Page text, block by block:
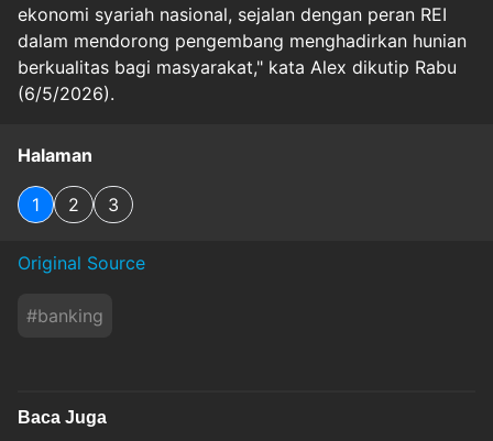
ekonomi syariah nasional, sejalan dengan peran REI
dalam mendorong pengembang menghadirkan hunian
berkualitas bagi masyarakat," kata Alex dikutip Rabu
(6/5/2026).
Halaman
1 2 3
Original Source
#banking
Baca Juga